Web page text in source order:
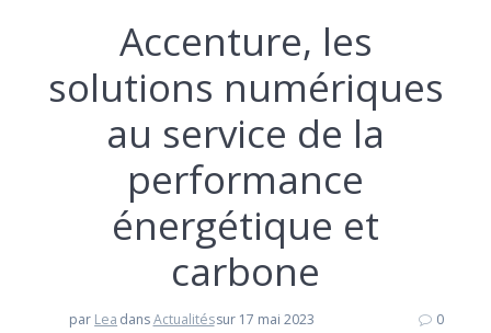
Accenture, les
solutions numériques
au service de la
performance
énergétique et
carbone
par Lea dansActualitéssur 17 mai 2023 0